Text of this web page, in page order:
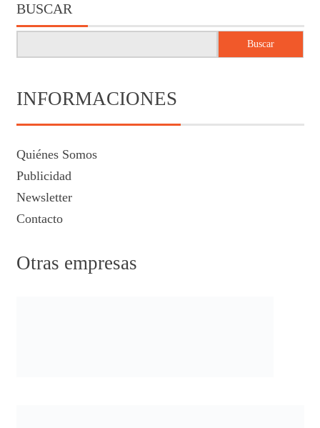
BUSCAR
Buscar
INFORMACIONES
Quiénes Somos
Publicidad
Newsletter
Contacto
Otras empresas